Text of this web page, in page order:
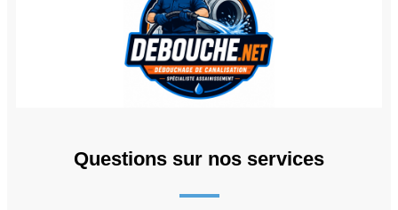
Questions sur nos services